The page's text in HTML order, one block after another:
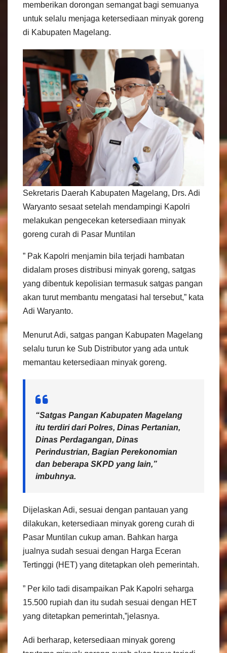
memberikan dorongan semangat bagi semuanya
untuk selalu menjaga ketersediaan minyak goreng
di Kabupaten Magelang.
Sekretaris Daerah Kabupaten Magelang, Drs. Adi
Waryanto sesaat setelah mendampingi Kapolri
melakukan pengecekan ketersediaan minyak
goreng curah di Pasar Muntilan
” Pak Kapolri menjamin bila terjadi hambatan
didalam proses distribusi minyak goreng, satgas
yang dibentuk kepolisian termasuk satgas pangan
akan turut membantu mengatasi hal tersebut,” kata
Adi Waryanto.
Menurut Adi, satgas pangan Kabupaten Magelang
selalu turun ke Sub Distributor yang ada untuk
memantau ketersediaan minyak goreng.
“Satgas Pangan Kabupaten Magelang
itu terdiri dari Polres, Dinas Pertanian,
Dinas Perdagangan, Dinas
Perindustrian, Bagian Perekonomian
dan beberapa SKPD yang lain,”
imbuhnya.
Dijelaskan Adi, sesuai dengan pantauan yang
dilakukan, ketersediaan minyak goreng curah di
Pasar Muntilan cukup aman. Bahkan harga
jualnya sudah sesuai dengan Harga Eceran
Tertinggi (HET) yang ditetapkan oleh pemerintah.
” Per kilo tadi disampaikan Pak Kapolri seharga
15.500 rupiah dan itu sudah sesuai dengan HET
yang ditetapkan pemerintah,”jelasnya.
Adi berharap, ketersediaan minyak goreng